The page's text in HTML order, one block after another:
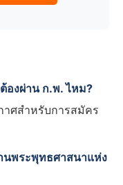
องผ่าน ก.พ. ไหม?
าศสำหรับการสมัคร
นพระพุทธศาสนาแห่ง